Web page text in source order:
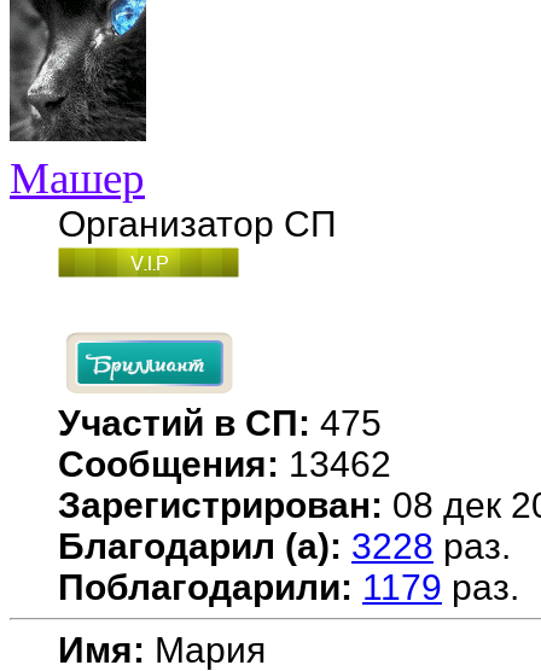
Машер
Организатор СП
Участий в СП: 475
Сообщения: 13462
Зарегистрирован: 08 дек
Благодарил (а): 3228 раз.
Поблагодарили: 1179 раз.
Имя: Мария